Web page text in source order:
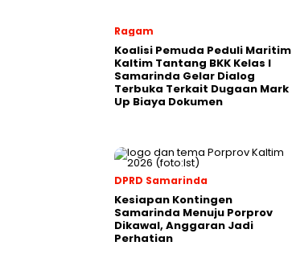
Ragam
Koalisi Pemuda Peduli Maritim
Kaltim Tantang BKK Kelas I
Samarinda Gelar Dialog
Terbuka Terkait Dugaan Mark
Up Biaya Dokumen
DPRD Samarinda
Kesiapan Kontingen
Samarinda Menuju Porprov
Dikawal, Anggaran Jadi
Perhatian